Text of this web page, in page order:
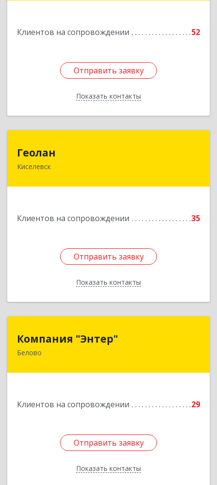
Клиентов на сопровождении 52
Отправить заявку
Показать контакты
Отправить заявку
Назад
Геолан
Киселевск
Клиентов на сопровождении 35
Отправить заявку
Показать контакты
Отправить заявку
Назад
Компания "Энтер"
Белово
Клиентов на сопровождении 29
Отправить заявку
Показать контакты
652600, Кемеровская обл, Белово г, Почтовый
Отправить заявку
Назад